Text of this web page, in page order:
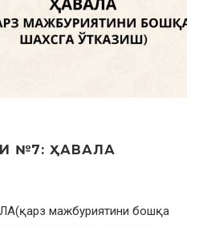
№7: ҲАВАЛА
мажбуриятини бошқа